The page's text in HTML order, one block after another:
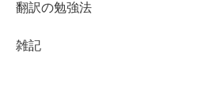
翻訳の勉強法
雑記